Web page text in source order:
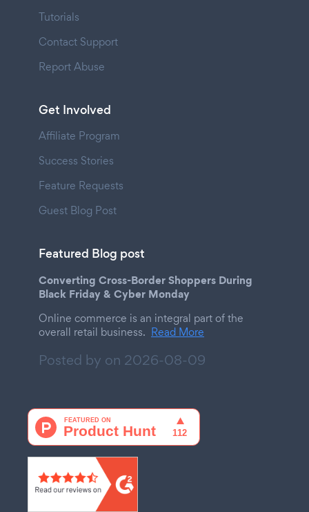
Tutorials
Contact Support
Report Abuse
Get Involved
Affiliate Program
Success Stories
Feature Requests
Guest Blog Post
Featured Blog post
Converting Cross-Border Shoppers During
Black Friday & Cyber Monday
Online commerce is an integral part of the
overall retail business. Read More
Posted by on 2026-08-09